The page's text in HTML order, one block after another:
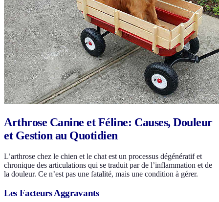
Arthrose Canine et Féline: Causes, Douleur
et Gestion au Quotidien
L’arthrose chez le chien et le chat est un processus dégénératif et
chronique des articulations qui se traduit par de l’inflammation et de
la douleur. Ce n’est pas une fatalité, mais une condition à gérer.
Les Facteurs Aggravants